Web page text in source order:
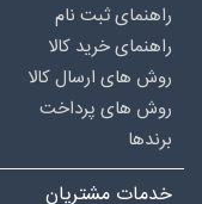
راهنمای ثبت نام
راهنمای خرید کالا
روش های ارسال کالا
روش های پرداخت
برندها
خدمات مشتریان